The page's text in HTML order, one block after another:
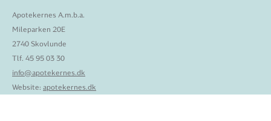
Apotekernes A.m.b.a.
Mileparken 20E
2740 Skovlunde
Tlf. 45 95 03 30
info@apotekernes.dk
Website: apotekernes.dk